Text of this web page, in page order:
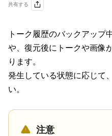
共有する
トーク履歴のバックアップ
や、復元後にトークや画像
ります。
発生している状態に応じて
い。
注意